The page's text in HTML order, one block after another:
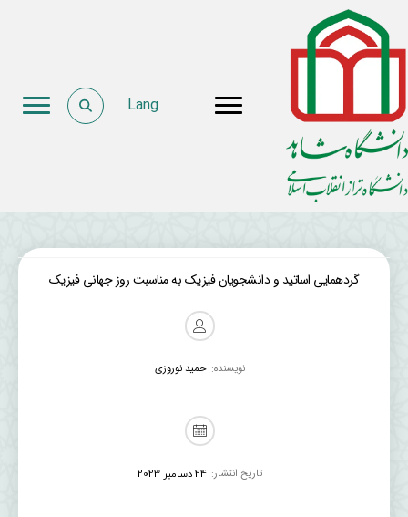
Lang
گردهمایی اساتید و دانشجویان فیزیک به مناسبت روز جهانی فیزیک
نویسنده: حمید نوروزی
تاریخ انتشار: 24 دسامبر 2023